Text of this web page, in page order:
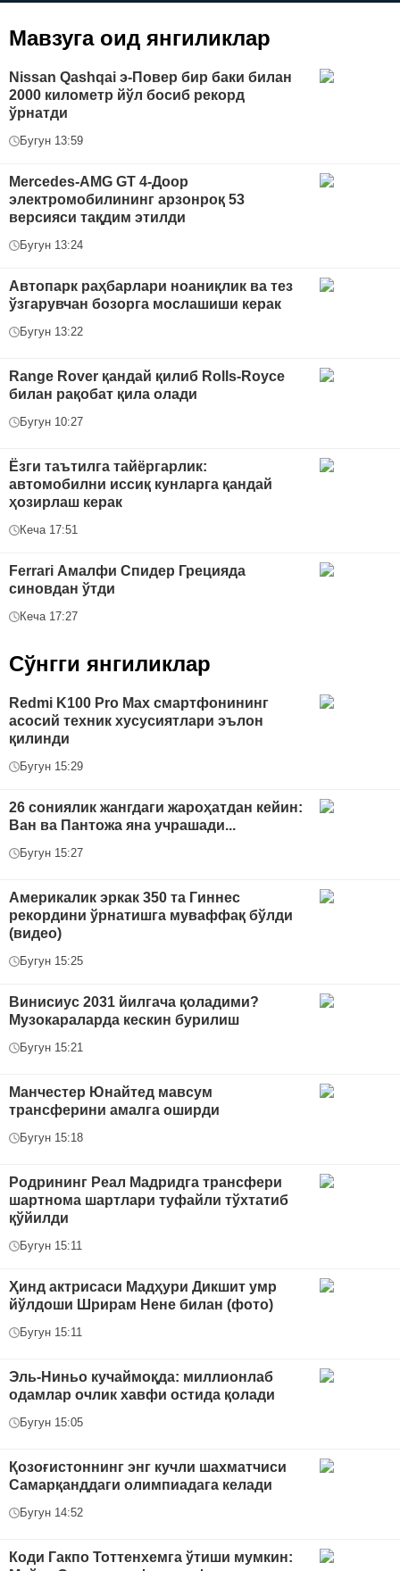
Мавзуга оид янгиликлар
Nissan Qashqai э-Повер бир баки билан
2000 километр йўл босиб рекорд
ўрнатди
Бугун 13:59
Mercedes-AMG GT 4-Доор
электромобилининг арзонроқ 53
версияси тақдим этилди
Бугун 13:24
Автопарк раҳбарлари ноаниқлик ва тез
ўзгарувчан бозорга мослашиши керак
Бугун 13:22
Range Rover қандай қилиб Rolls-Royce
билан рақобат қила олади
Бугун 10:27
Ёзги таътилга тайёргарлик:
автомобилни иссиқ кунларга қандай
ҳозирлаш керак
Кеча 17:51
Ferrari Амалфи Спидер Грецияда
синовдан ўтди
Кеча 17:27
Сўнгги янгиликлар
Redmi K100 Pro Max смартфонининг
асосий техник хусусиятлари эълон
қилинди
Бугун 15:29
26 сониялик жангдаги жароҳатдан кейин:
Ван ва Пантожа яна учрашади...
Бугун 15:27
Америкалик эркак 350 та Гиннес
рекордини ўрнатишга муваффақ бўлди
(видео)
Бугун 15:25
Винисиус 2031 йилгача қоладими?
Музокараларда кескин бурилиш
Бугун 15:21
Манчестер Юнайтед мавсум
трансферини амалга оширди
Бугун 15:18
Родрининг Реал Мадридга трансфери
шартнома шартлари туфайли тўхтатиб
қўйилди
Бугун 15:11
Ҳинд актрисаси Мадҳури Дикшит умр
йўлдоши Шрирам Нене билан (фото)
Бугун 15:11
Эль-Ниньо кучаймоқда: миллионлаб
одамлар очлик хавфи остида қолади
Бугун 15:05
Қозоғистоннинг энг кучли шахматчиси
Самарқанддаги олимпиадага келади
Бугун 14:52
Коди Гакпо Тоттенхемга ўтиши мумкин: